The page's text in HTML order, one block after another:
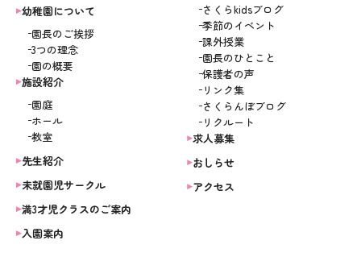
幼稚園について
園長のご挨拶
3つの理念
園の概要
施設紹介
園庭
ホール
教室
先生紹介
未就園児サークル
満3才児クラスのご案内
入園案内
さくらkidsブログ
季節のイベント
課外授業
園長のひとこと
保護者の声
リンク集
さくらんぼブログ
リクルート
求人募集
おしらせ
アクセス